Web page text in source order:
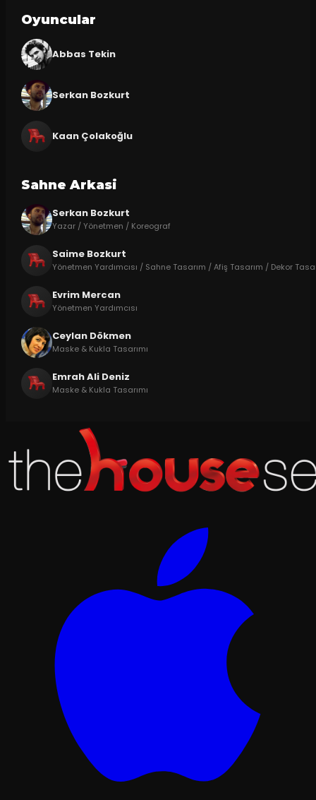
Oyuncular
Abbas Tekin
Serkan Bozkurt
Kaan Çolakoğlu
Sahne Arkasi
Serkan Bozkurt
Yazar / Yönetmen / Koreograf
Saime Bozkurt
Yönetmen Yardımcısı / Sahne Tasarım / Afiş Tasarım / Dekor
Evrim Mercan
Yönetmen Yardımcısı
Ceylan Dökmen
Maske & Kukla Tasarımı
Emrah Ali Deniz
Maske & Kukla Tasarımı